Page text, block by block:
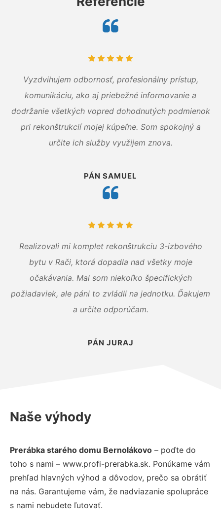
Vyzdvihujem odbornosť, profesionálny prístup,
komunikáciu, ako aj priebežné informovanie a
dodržanie všetkých vopred dohodnutých podmienok
pri rekonštrukcií mojej kúpeľne. Som spokojný a
určite ich služby využijem znova.
PÁN SAMUEL
Realizovali mi komplet rekonštrukciu 3-izbového
bytu v Rači, ktorá dopadla nad všetky moje
očakávania. Mal som niekoľko špecifických
požiadaviek, ale páni to zvládli na jednotku. Ďakujem
a určite odporúčam.
PÁN JURAJ
Naše výhody
Prerábka starého domu Bernolákovo – poďte do
toho s nami – www.profi-prerabka.sk. Ponúkame vám
prehľad hlavných výhod a dôvodov, prečo sa obrátiť
na nás. Garantujeme vám, že nadviazanie spolupráce
s nami nebudete ľutovať.